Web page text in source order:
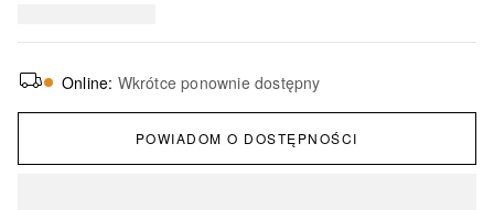
Online: Wkrótce ponownie dostępny
POWIADOM O DOSTĘPNOŚCI